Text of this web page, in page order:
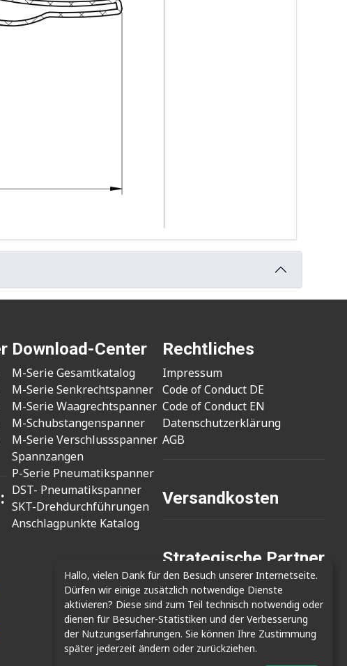
Download-Center
M-Serie Gesamtkatalog
M-Serie Senkrechtspanner
M-Serie Waagrechtspanner
M-Schubstangenspanner
M-Serie Verschlussspanner
Spannzangen
P-Serie Pneumatikspanner
DST- Pneumatikspanner
SKT-Drehdurchführungen
Anschlagpunkte Katalog
Rechtliches
Impressum
Code of Conduct DE
Code of Conduct EN
Datenschutzerklärung
AGB
Versandkosten
Strategische Partner
- Cizmak Mak. San.
- Clamptek Enterprise Co., Ltd.
- Shin Kwang Tech
Hallo, vielen Dank für den Besuch unserer Internetseite.
Dürfen wir einige zusätzlich notwendige Dienste
aktivieren? Diese sind zum Teil technisch notwendig oder
dienen für Besucher-Statistiken und der Verbesserung
der Nutzungserfahrungen. Sie können Ihre Zustimmung
später jederzeit ändern oder zurückziehen.